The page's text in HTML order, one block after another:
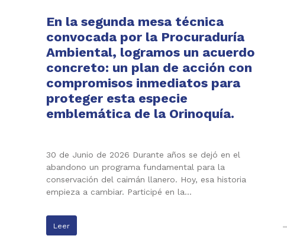
En la segunda mesa técnica
convocada por la Procuraduría
Ambiental, logramos un acuerdo
concreto: un plan de acción con
compromisos inmediatos para
proteger esta especie
emblemática de la Orinoquía.
30 de Junio de 2026 Durante años se dejó en el
abandono un programa fundamental para la
conservación del caimán llanero. Hoy, esa historia
empieza a cambiar. Participé en la…
Leer